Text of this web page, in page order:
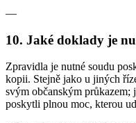
—
10. Jaké doklady je
Zpravidla je nutné soudu
kopii. Stejně jako u jiných
svým občanským průkazem;
poskytli plnou moc, kterou